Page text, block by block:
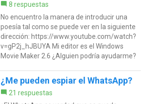
8 respuestas
No encuentro la manera de introducir una
poesía tal como se puede ver en la siguiente
dirección: https://www.youtube.com/watch?
v=gP2j_hJBUYA Mi editor es el Windows
Movie Maker 2.6 ¿Alguien podría ayudarme?
¿Me pueden espiar el WhatsApp?
21 respuestas